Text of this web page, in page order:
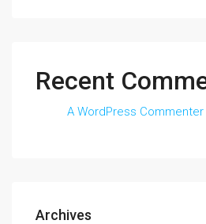
Recent
A WordPress Commenter
Archives